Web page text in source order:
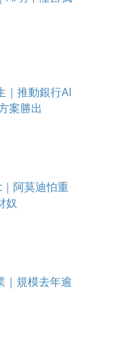
｜推動銀行AI
案勝出
阿莫迪怕重
奴
｜規模去年逾